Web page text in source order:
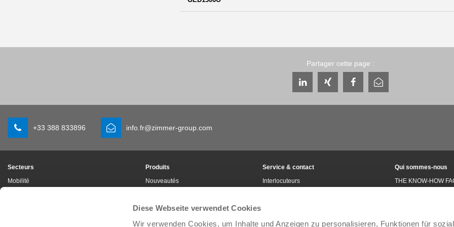
Diese Webseite verwendet Cookies
Wir verwenden Cookies, um Inhalte und Anzeigen zu personalisieren, Funktionen für
Partager cette page :
+33 388 833896 info.fr@zimmer-group.com
Secteurs
Mobilité
Produits
Nouveautés
SOFT CLOSE
Service & contact
Interlocuteurs
Service
Qui sommes-nous
THE KNOW-HOW
Gestion de la qualité,